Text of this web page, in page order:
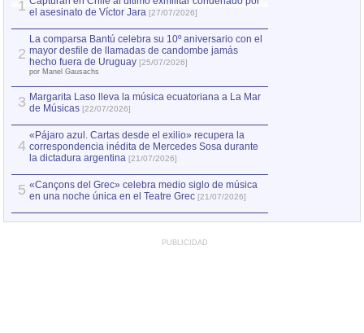
1 el asesinato de Víctor Jara [27/07/2026]
2
La comparsa Bantú celebra su 10º aniversario con el
mayor desfile de llamadas de candombe jamás
hecho fuera de Uruguay [25/07/2026]
por Manel Gausachs
3 Margarita Laso lleva la música ecuatoriana a La Mar
de Músicas [22/07/2026]
4
«Pájaro azul. Cartas desde el exilio» recupera la
correspondencia inédita de Mercedes Sosa durante
la dictadura argentina [21/07/2026]
5 «Cançons del Grec» celebra medio siglo de música
en una noche única en el Teatre Grec [21/07/2026]
PUBLICIDAD